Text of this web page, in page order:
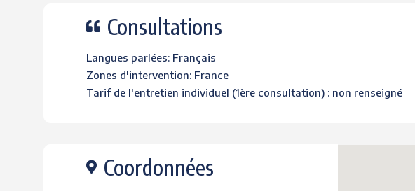
Consultations
Langues parlées: Français
Zones d'intervention: France
Tarif de l'entretien individuel (1ère consultation) : non renseigné
Coordonnées